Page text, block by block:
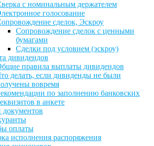
с номинальным держателем
голосование
сделок, Эскроу
Сопровождение сделок с ценными
бумагами
Сделки под условием (эскроу)
дивидендов
правила выплаты дивидендов
делать, если дивиденды не были
вовремя
по заполнению банковских
в анкете
документов
оплаты
исполнения распоряжения